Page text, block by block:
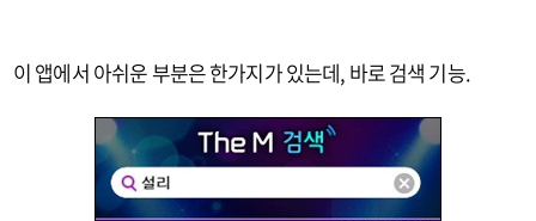
이 앱에서 아쉬운 부분은 한가지가 있는데, 바로 검색 기능.